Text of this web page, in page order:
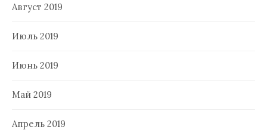
Август 2019
Июль 2019
Июнь 2019
Май 2019
Апрель 2019